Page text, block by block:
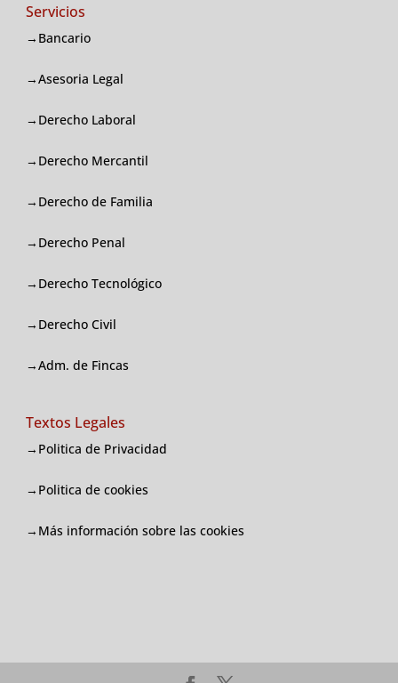
Servicios
→Bancario
→Asesoria Legal
→Derecho Laboral
→Derecho Mercantil
→Derecho de Familia
→Derecho Penal
→Derecho Tecnológico
→Derecho Civil
→Adm. de Fincas
Textos Legales
→Politica de Privacidad
→Politica de cookies
→ Más información sobre las cookies